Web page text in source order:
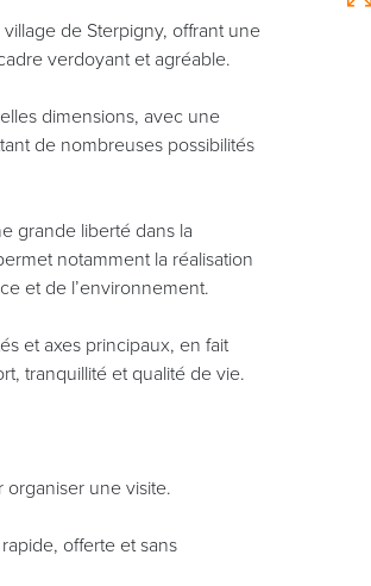
de Sterpigny, offrant une
verdoyant et agréable.
dimensions, avec une
de nombreuses possibilités
grande liberté dans la
notamment la réalisation
et de l’environnement.
et axes principaux, en fait
tranquillité et qualité de vie.
une visite.
offerte et sans